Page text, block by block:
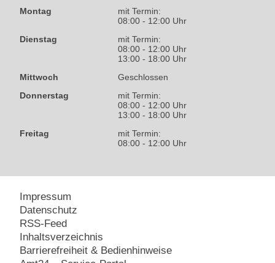
Montag
mit Termin:
08:00 - 12:00 Uhr
Dienstag
mit Termin:
08:00 - 12:00 Uhr
13:00 - 18:00 Uhr
Mittwoch
Geschlossen
Donnerstag
mit Termin:
08:00 - 12:00 Uhr
13:00 - 18:00 Uhr
Freitag
mit Termin:
08:00 - 12:00 Uhr
Impressum
Datenschutz
RSS-Feed
Inhaltsverzeichnis
Barrierefreiheit & Bedienhinweise